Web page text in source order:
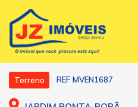
Terreno REF MVEN1687